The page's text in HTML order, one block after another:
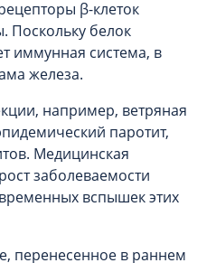
β-клеток
Поскольку белок
иммунная система, в
железа.
например, ветряная
паротит,
Медицинская
заболеваемости
вспышек этих
перенесенное в раннем